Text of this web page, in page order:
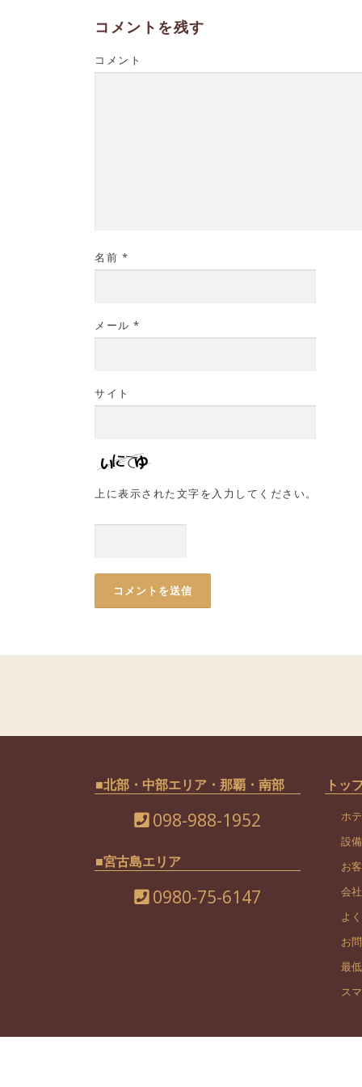
コメントを残す
コメント
名前 *
メール *
サイト
上に表示された文字を入力してください。
■北部・中部エリア・那覇・南部
098-988-1952
■宮古島エリア
0980-75-6147
トッ
ホ
設
お
会
よ
お
最
ス